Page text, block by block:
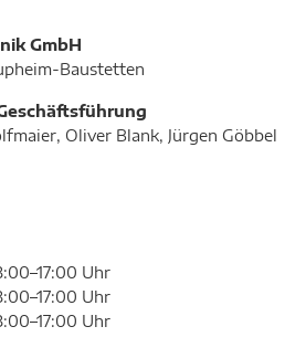
GmbH
Baustetten
Oliver Blank, Jürgen Göbbel
Uhr
Uhr
Uhr